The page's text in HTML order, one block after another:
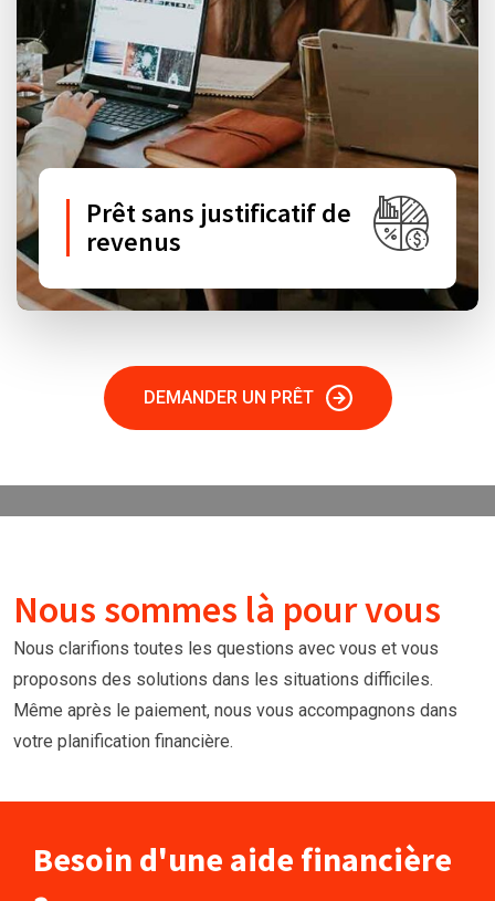
Prêt sans justificatif de
revenus
DEMANDER UN PRÊT
Nous sommes là pour vous
Nous clarifions toutes les questions avec vous et vous
proposons des solutions dans les situations difficiles.
Même après le paiement, nous vous accompagnons dans
votre planification financière.
Besoin d'une aide financière